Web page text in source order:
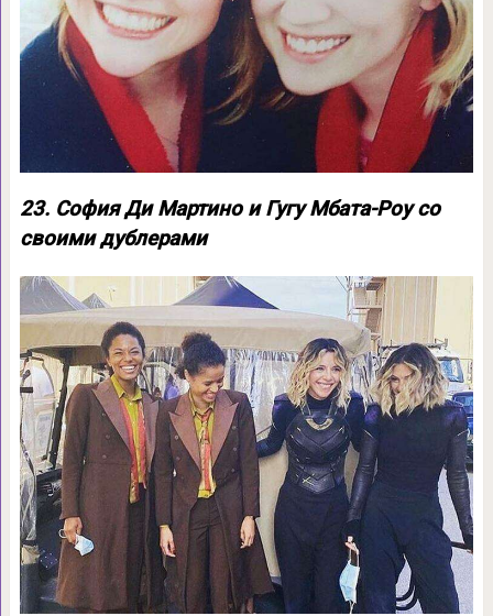
23. София Ди Мартино и Гугу Мбата-Роу со
своими дублерами